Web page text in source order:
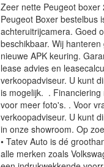
Zeer nette Peugeot boxer
Peugeot Boxer bestelbus
achteruitrijcamera. Goed
beschikbaar. Wij
nieuwe APK keuring.
lease advies en
verkoopadviseur. U kunt
is mogelijk. . Financiering
voor meer foto's. . Voor
verkoopadviseur. U kunt
in onze showroom. Op
• Tatev Auto is dé
alle merken zoals